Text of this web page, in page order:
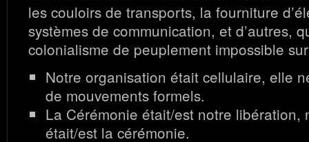
les couloirs de transports, la fourniture
systèmes de communication, et d’autres,
colonialisme de peuplement impossible
Notre organisation était cellulaire, elle
de mouvements formels.
La Cérémonie était/est notre libération,
était/est la cérémonie.